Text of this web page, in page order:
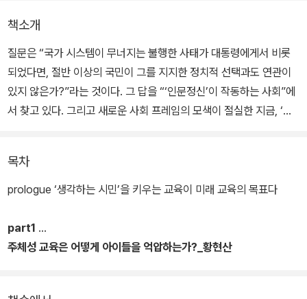
책소개
질문은 “국가 시스템이 무너지는 불행한 사태가 대통령에게서 비롯
되었다면, 절반 이상의 국민이 그를 지지한 정치적 선택과도 연관이
있지 않은가?”라는 것이다. 그 답을 “‘인문정신’이 작동하는 사회”에
서 찾고 있다. 그리고 새로운 사회 프레임의 모색이 절실한 지금, ‘생
이를 위해 실제로 학교 현장에서 우리 아이들을 가르치고 있는 교사
성심과 성의를 다해 높은 공력을 쌓아온 ‘스승’들을 초대해 깊은 이야
기를 나누었다. 초대된 스승은 황현산, 정성헌, 김흥규, 이도흠, 조성
목차
prologue ‘생각하는 시민’을 키우는 교육이 미래 교육의 목표다
part1
주체성 교육은 어떻게 아이들을 억압하는가?_황현산